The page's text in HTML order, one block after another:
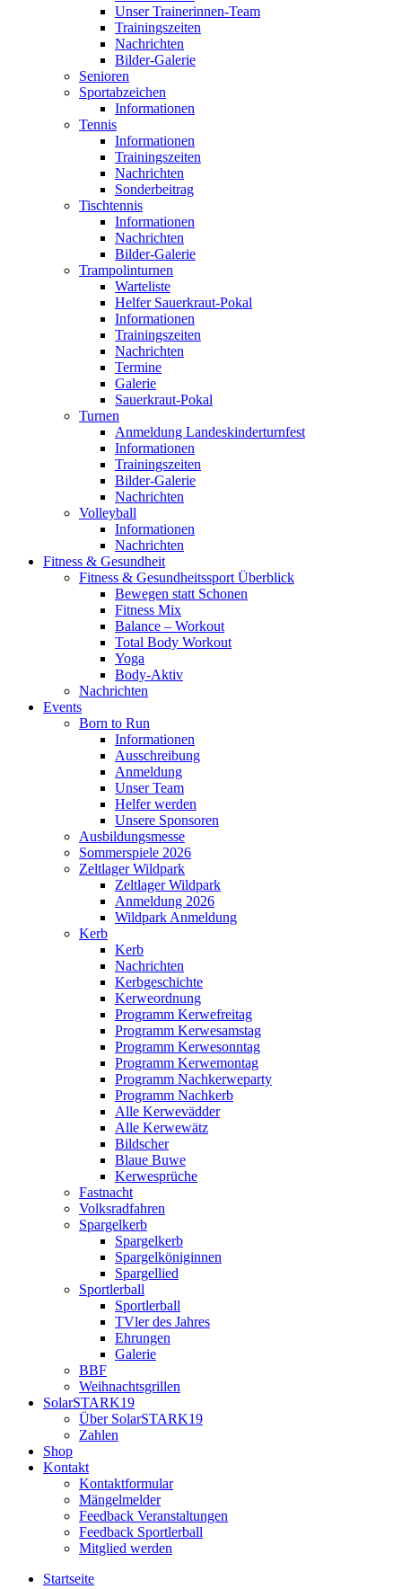
Unser Trainerinnen-Team
Trainingszeiten
Nachrichten
Bilder-Galerie
Senioren
Sportabzeichen
Informationen
Tennis
Informationen
Trainingszeiten
Nachrichten
Sonderbeitrag
Tischtennis
Informationen
Nachrichten
Bilder-Galerie
Trampolinturnen
Warteliste
Helfer Sauerkraut-Pokal
Informationen
Trainingszeiten
Nachrichten
Termine
Galerie
Sauerkraut-Pokal
Turnen
Anmeldung Landeskinderturnfest
Informationen
Trainingszeiten
Bilder-Galerie
Nachrichten
Volleyball
Informationen
Nachrichten
Fitness & Gesundheit
Fitness & Gesundheitssport Überblick
Bewegen statt Schonen
Fitness Mix
Balance – Workout
Total Body Workout
Yoga
Body-Aktiv
Nachrichten
Events
Born to Run
Informationen
Ausschreibung
Anmeldung
Unser Team
Helfer werden
Unsere Sponsoren
Ausbildungsmesse
Sommerspiele 2026
Zeltlager Wildpark
Zeltlager Wildpark
Anmeldung 2026
Wildpark Anmeldung
Kerb
Kerb
Nachrichten
Kerbgeschichte
Kerweordnung
Programm Kerwefreitag
Programm Kerwesamstag
Programm Kerwesonntag
Programm Kerwemontag
Programm Nachkerweparty
Programm Nachkerb
Alle Kerwevädder
Alle Kerwewätz
Bildscher
Blaue Buwe
Kerwesprüche
Fastnacht
Volksradfahren
Spargelkerb
Spargelkerb
Spargelköniginnen
Spargellied
Sportlerball
Sportlerball
TVler des Jahres
Ehrungen
Galerie
BBF
Weihnachtsgrillen
SolarSTARK19
Über SolarSTARK19
Zahlen
Shop
Kontakt
Kontaktformular
Mängelmelder
Feedback Veranstaltungen
Feedback Sportlerball
Mitglied werden
Startseite